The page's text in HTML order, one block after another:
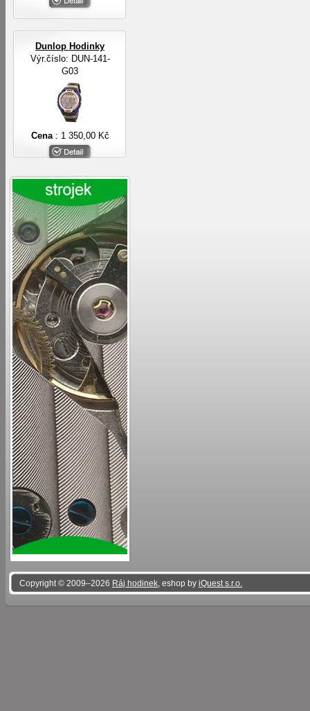
Dunlop Hodinky
Výr.číslo: DUN-141-
G03
Cena : 1 350,00 Kč
Copyright © 2009–2026 Ráj hodinek , eshop by iQuest s.r.o.